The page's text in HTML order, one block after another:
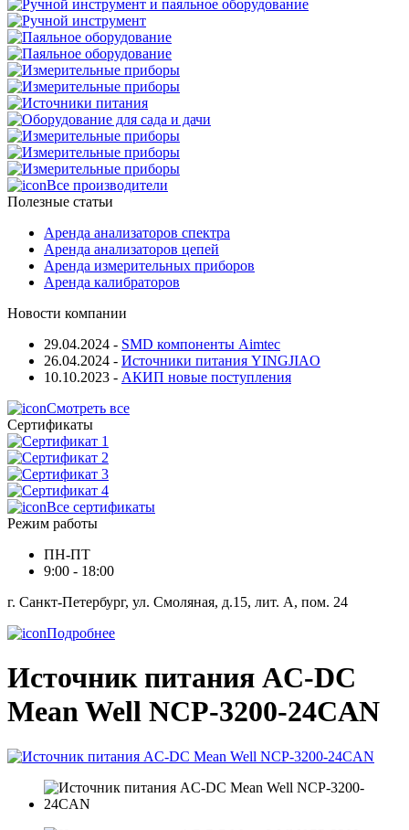
Все производители
Полезные статьи
Аренда анализаторов спектра
Аренда анализаторов цепей
Аренда измерительных приборов
Аренда калибраторов
Новости компании
29.04.2024 - SMD компоненты Aimtec
26.04.2024 - Источники питания YINGJIAO
10.10.2023 - АКИП новые поступления
Смотреть все
Сертификаты
Все сертификаты
Режим работы
ПН-ПТ
9:00 - 18:00
г. Санкт-Петербург, ул. Смоляная, д.15, лит. А, пом. 24
Подробнее
Источник питания AC-DC
Mean Well NCP-3200-24CAN